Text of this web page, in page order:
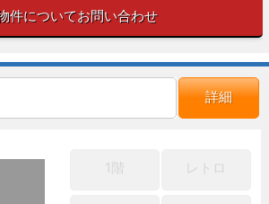
件についてお問い合わせ
詳細
1階 レトロ